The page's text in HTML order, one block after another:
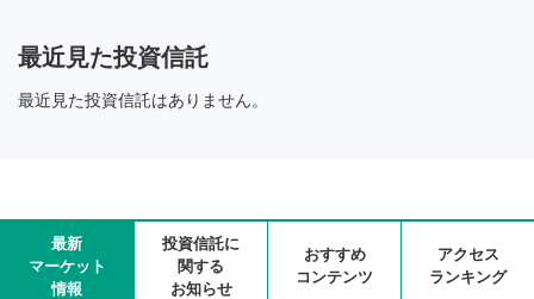
最近見た投資信託
最近見た投資信託はありません。
最新
マーケット
情報
投資信託に
関する
お知らせ
おすすめ
コンテンツ
アクセス
ランキング